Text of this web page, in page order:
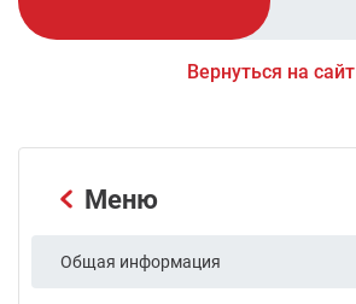
ЗАРЕГИСТРИРОВАТЬСЯ
Вернуться на сайт
Меню
Общая информация